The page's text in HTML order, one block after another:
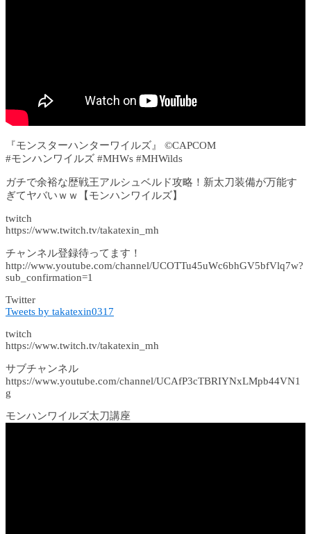
『モンスターハンターワイルズ』 ©CAPCOM
#モンハンワイルズ #MHWs #MHWilds
ガチで余裕な歴戦王アルシュベルド攻略！新太刀装備が万能す
ぎてヤバいｗｗ【モンハンワイルズ】
twitch
https://www.twitch.tv/takatexin_mh
チャンネル登録待ってます！
http://www.youtube.com/channel/UCOTTu45uWc6bhGV5bfVlq7w?
sub_confirmation=1
Twitter
Tweets by takatexin0317
twitch
https://www.twitch.tv/takatexin_mh
サブチャンネル
https://www.youtube.com/channel/UCAfP3cTBRIYNxLMpb44VN1
g
モンハンワイルズ太刀講座